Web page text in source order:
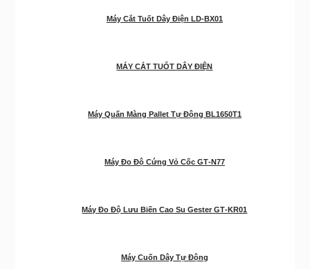
Máy Cắt Tuốt Dây Điện LD-BX01
MÁY CẮT TUỐT DÂY ĐIỆN
Máy Quấn Màng Pallet Tự Động BL1650T1
Máy Đo Độ Cứng Vỏ Cốc GT‑N77
Máy Đo Độ Lưu Biến Cao Su Gester GT‑KR01
Máy Cuốn Dây Tự Động